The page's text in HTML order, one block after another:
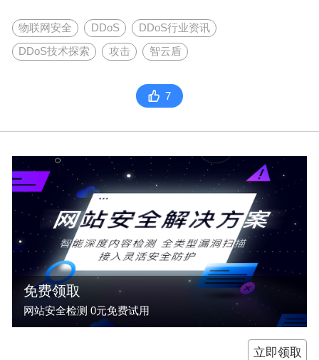
物联网安全 DDoS
DDoS行业资讯
DDoS技术探索
攻击 智云盾
7
免费领取
网站安全检测 0元免费试用
立即领取